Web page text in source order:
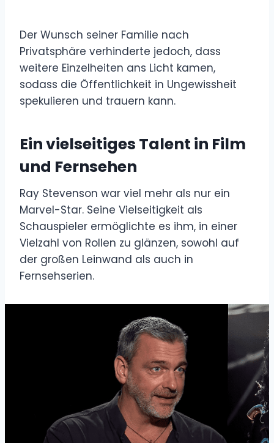
Der Wunsch seiner Familie nach
Privatsphäre verhinderte jedoch, dass
weitere Einzelheiten ans Licht kamen,
sodass die Öffentlichkeit in Ungewissheit
spekulieren und trauern kann.
Ein vielseitiges Talent in Film
und Fernsehen
Ray Stevenson war viel mehr als nur ein
Marvel-Star. Seine Vielseitigkeit als
Schauspieler ermöglichte es ihm, in einer
Vielzahl von Rollen zu glänzen, sowohl auf
der großen Leinwand als auch in
Fernsehserien.